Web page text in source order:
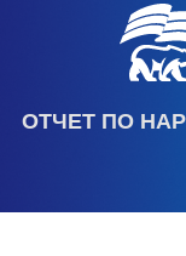
ОТЧЕТ ПО